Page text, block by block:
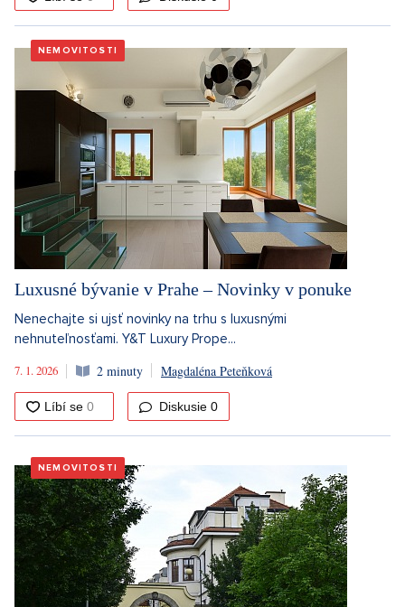
NEMOVITOSTI
Luxusné bývanie v Prahe – Novinky v ponuke
Nenechajte si ujsť novinky na trhu s luxusnými
nehnuteľnosťami. Y&T Luxury Prope...
7. 1. 2026
2 minuty Magdaléna Peteňková
Diskusie 0
NEMOVITOSTI